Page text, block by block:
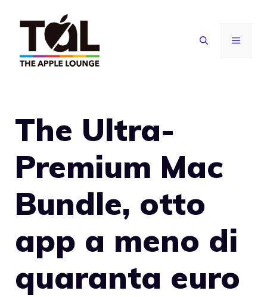
contenuto
MENU
The Ultra-
Premium Mac
Bundle, otto
app a meno di
quaranta euro